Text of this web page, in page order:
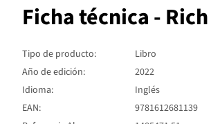
Ficha técnica -
Tipo de producto:
Libro
Año de edición:
2022
Idioma:
Inglés
EAN:
9781612681139